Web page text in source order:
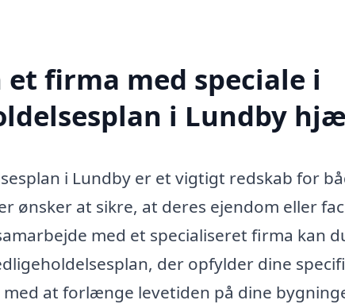
et firma med speciale i
i Lundby
i Lundby er et vigtigt redskab for
ønsker at sikre, at deres ejendom eller
med et specialiseret firma kan
der opfylder dine
at forlænge levetiden på dine